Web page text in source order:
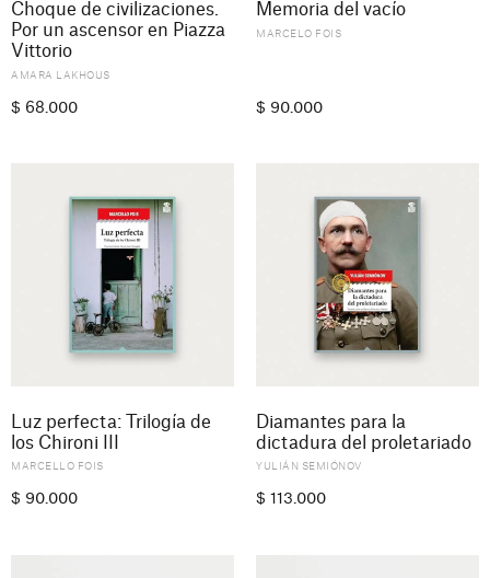
Choque de civilizaciones.
Por un ascensor en Piazza
Vittorio
AMARA LAKHOUS
$ 68.000
Memoria del vacío
MARCELO FOIS
$ 90.000
Luz perfecta: Trilogía de
los Chironi III
MARCELLO FOIS
$ 90.000
Diamantes para la
dictadura del proletariado
YULIÁN SEMIÓNOV
$ 113.000